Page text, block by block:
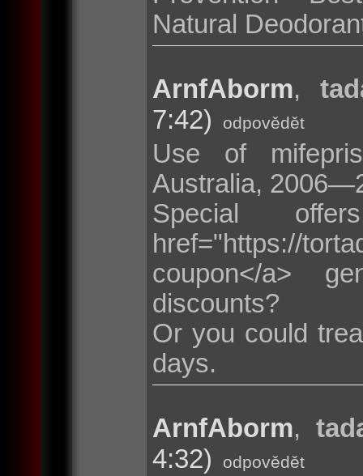
Natural
ArnfAborm,
7:42)
odpovědět
Use of
Australia,
Special
href="https://
coupon</a>
discounts?
Or you could
days.
ArnfAborm,
4:32)
odpovědět